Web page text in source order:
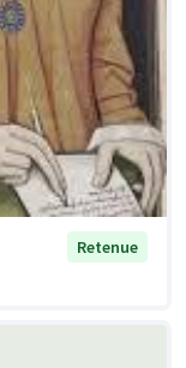
Retenue